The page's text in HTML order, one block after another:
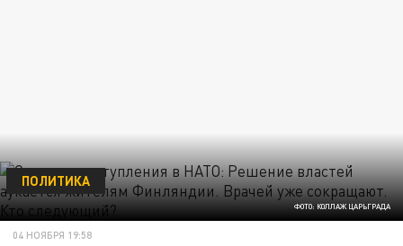
ФОТО: КОЛЛАЖ ЦАРЬГРАДА
ПОЛИТИКА
04 НОЯБРЯ 19:58